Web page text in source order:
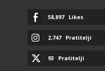
58,897 Likes
2,747 Pratitelji
93 Pratitelji